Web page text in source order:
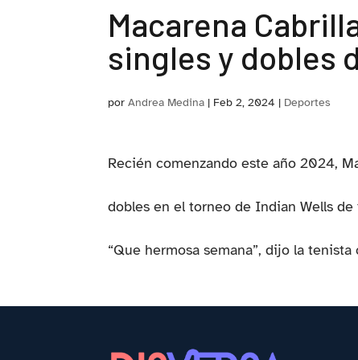
Macarena
singles y dobles
porAndrea Medina | Feb 2, 2024 | Deportes
Recién comenzando este año 2024,
dobles en el torneo de Indian Wells
“Que hermosa semana”, dijo la